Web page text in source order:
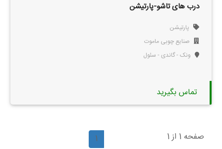
درب های تاشو-پارتیشن
پارتیشن
صنایع چوبی ماموت
ونک - گاندی - سئول
تماس بگیرید
صفحه 1 از 1